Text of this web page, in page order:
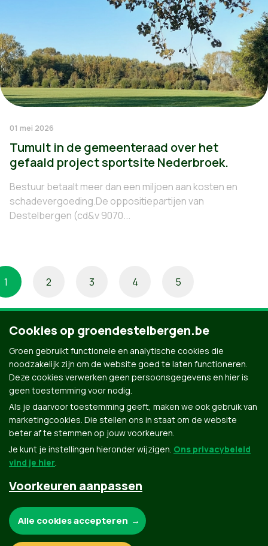
01 mei 2026
Tumult in de gemeenteraad over het
gefaald project sportsite Nederbroek.
Bestuur betaalt meer dan een miljoen aan kosten en
schadevergoeding.De oppositiepartijen van
Destelbergen (cd&v 9070...
1 2 3 4 5
Groen.be
Contact Privacybeleid
Cookies op groendestelbergen.be
Groen gebruikt functionele en analytische cookies die
noodzakelijk zijn om de website goed te laten functioneren.
Deze cookies verwerken geen persoonsgegevens en hier is
geen toestemming voor nodig.
Als je daarvoor toestemming geeft, maken we ook gebruik van
marketingcookies. Die stellen ons in staat om de website
beter af te stemmen op jouw voorkeuren.
Je kunt je instellingen hieronder wijzigen. Ons privacybeleid
vind je hier.
Voorkeuren aanpassen
Alle cookies accepteren